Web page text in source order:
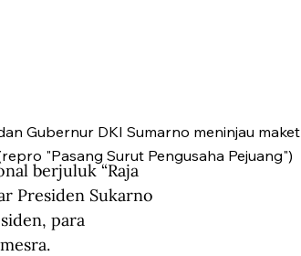
Gubernur DKI Sumarno meninjau maket
"Pasang Surut Pengusaha Pejuang")
berjuluk “Raja
Presiden Sukarno
para